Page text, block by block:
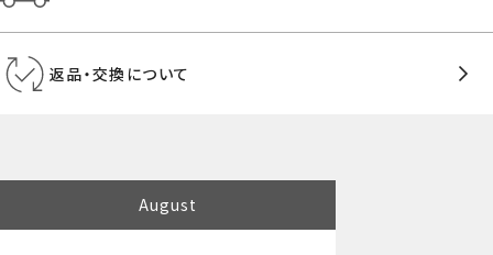
返品・交換について
August